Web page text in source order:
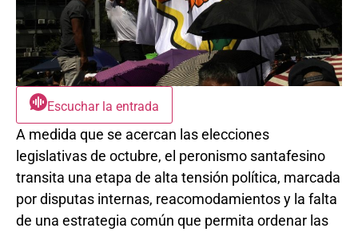
Escuchar la entrada
A medida que se acercan las elecciones
legislativas de octubre, el peronismo santafesino
transita una etapa de alta tensión política, marcada
por disputas internas, reacomodamientos y la falta
de una estrategia común que permita ordenar las